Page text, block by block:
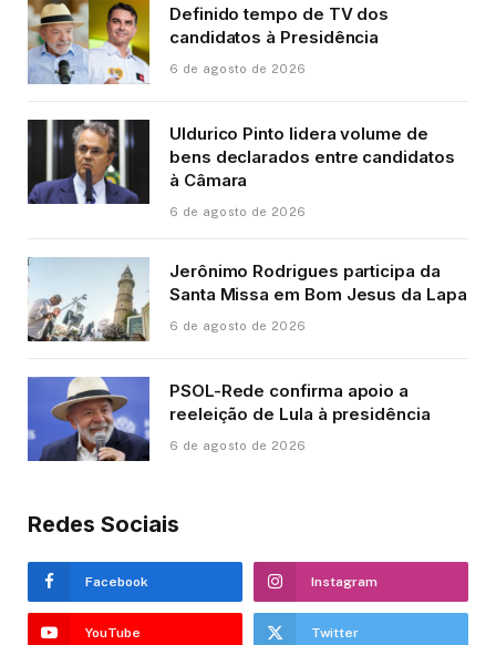
Definido tempo de TV dos
candidatos à Presidência
6 de agosto de 2026
Uldurico Pinto lidera volume de
bens declarados entre candidatos
à Câmara
6 de agosto de 2026
Jerônimo Rodrigues participa da
Santa Missa em Bom Jesus da Lapa
6 de agosto de 2026
PSOL-Rede confirma apoio a
reeleição de Lula à presidência
6 de agosto de 2026
Redes Sociais
Facebook Instagram
YouTube Twitter